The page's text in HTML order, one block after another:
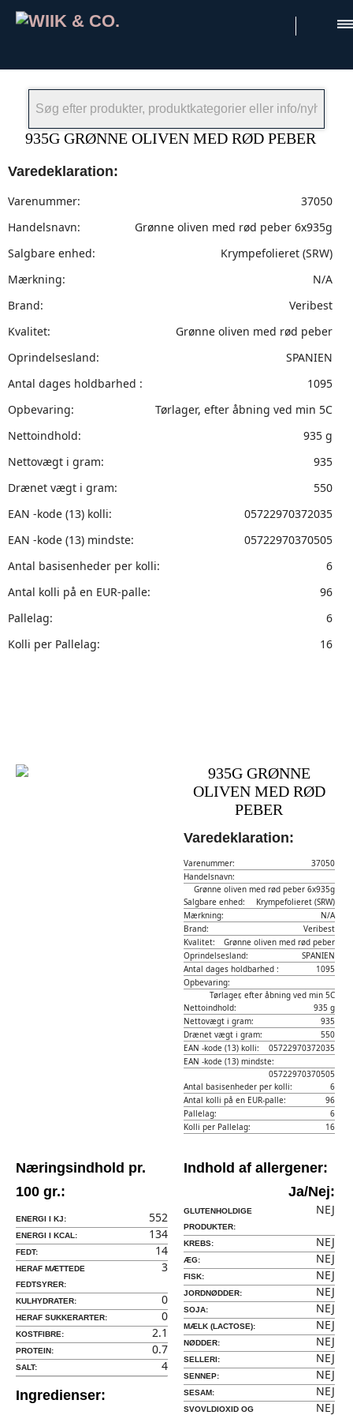
935G GRØNNE OLIVEN MED RØD PEBER
Varedeklaration:
Varenummer:
37050
Handelsnavn:
Grønne oliven med rød peber 6x935g
Salgbare enhed:
Krympefolieret (SRW)
Mærkning:
N/A
Brand:
Veribest
Kvalitet:
Grønne oliven med rød peber
Oprindelsesland:
SPANIEN
Antal dages holdbarhed :
1095
Opbevaring:
Tørlager, efter åbning ved min 5C
Nettoindhold:
935 g
Nettovægt i gram:
935
Drænet vægt i gram:
550
EAN -kode (13) kolli:
05722970372035
EAN -kode (13) mindste:
05722970370505
Antal basisenheder per kolli:
6
Antal kolli på en EUR-palle:
96
Pallelag:
6
Kolli per Pallelag:
16
935G GRØNNE
OLIVEN MED RØD
PEBER
Varedeklaration:
Varenummer:
37050
Handelsnavn:
Grønne oliven med rød peber 6x935g
Salgbare enhed:
Krympefolieret (SRW)
Mærkning:
N/A
Brand:
Veribest
Kvalitet:
Grønne oliven med rød peber
Oprindelsesland:
SPANIEN
Antal dages holdbarhed :
1095
Opbevaring:
Tørlager, efter åbning ved min 5C
Nettoindhold:
935 g
Nettovægt i gram:
935
Drænet vægt i gram:
550
EAN -kode (13) kolli:
05722970372035
EAN -kode (13) mindste:
05722970370505
Antal basisenheder per kolli:
6
Antal kolli på en EUR-palle:
96
Pallelag:
6
Kolli per Pallelag:
16
Næringsindhold pr.
100 gr.:
ENERGI I KJ: 552
ENERGI I KCAL: 134
FEDT: 14
HERAF MÆTTEDE
FEDTSYRER:
3
KULHYDRATER: 0
HERAF SUKKERARTER: 0
KOSTFIBRE: 2.1
PROTEIN: 0.7
SALT: 4
Ingredienser:
Indhold af allergener:
Ja/Nej:
GLUTENHOLDIGE
PRODUKTER:
NEJ
KREBS: NEJ
ÆG: NEJ
FISK: NEJ
JORDNØDDER: NEJ
SOJA: NEJ
MÆLK (LACTOSE): NEJ
NØDDER: NEJ
SELLERI: NEJ
SENNEP: NEJ
SESAM: NEJ
SVOVLDIOXID OG NEJ